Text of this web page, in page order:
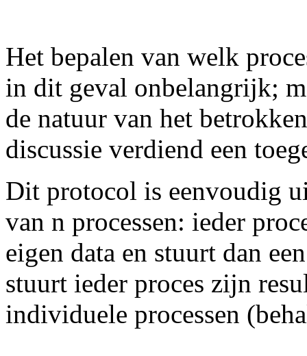
Het bepalen van welk
in dit geval onbelangrijk;
de natuur van het
discussie verdiend een
Dit protocol is eenvoudig
van n processen: ieder
eigen data en stuurt dan
stuurt ieder proces zijn
individuele processen